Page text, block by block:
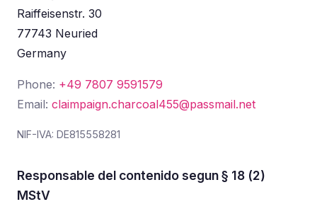
Raiffeisenstr. 30
77743 Neuried
Germany
Phone: +49 7807 9591579
Email: claimpaign.charcoal455@passmail.net
NIF-IVA: DE815558281
Responsable del contenido segun § 18 (2)
MStV